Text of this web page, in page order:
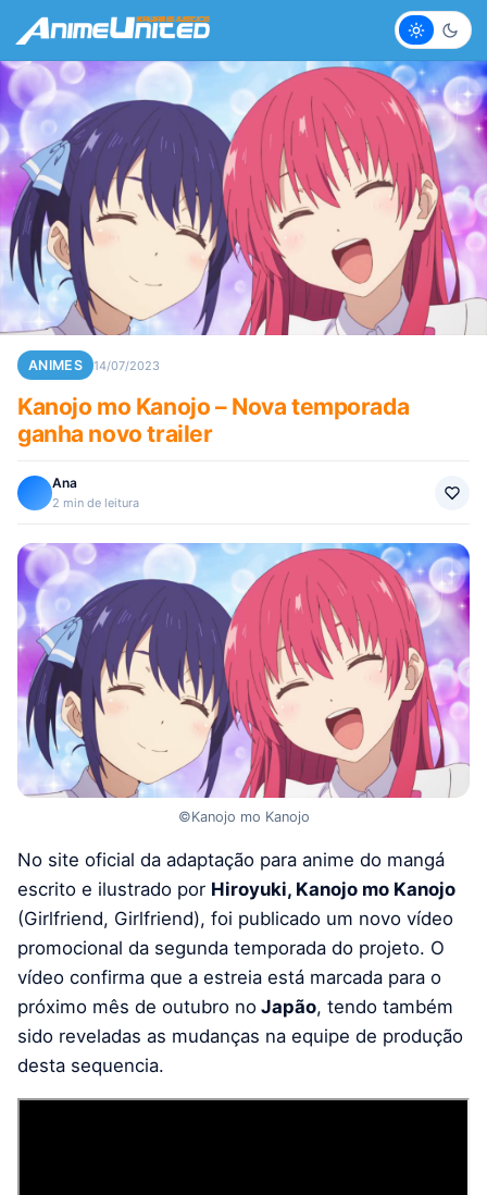
Claro
ANIMES 14/07/2023
Kanojo mo Kanojo – Nova temporada
ganha novo trailer
Ana
2 min de leitura
©Kanojo mo Kanojo
No site oficial da adaptação para anime do mangá
escrito e ilustrado por Hiroyuki, Kanojo mo Kanojo
(Girlfriend, Girlfriend), foi publicado um novo vídeo
promocional da segunda temporada do projeto. O
vídeo confirma que a estreia está marcada para o
próximo mês de outubro no Japão, tendo também
sido reveladas as mudanças na equipe de produção
desta sequencia.